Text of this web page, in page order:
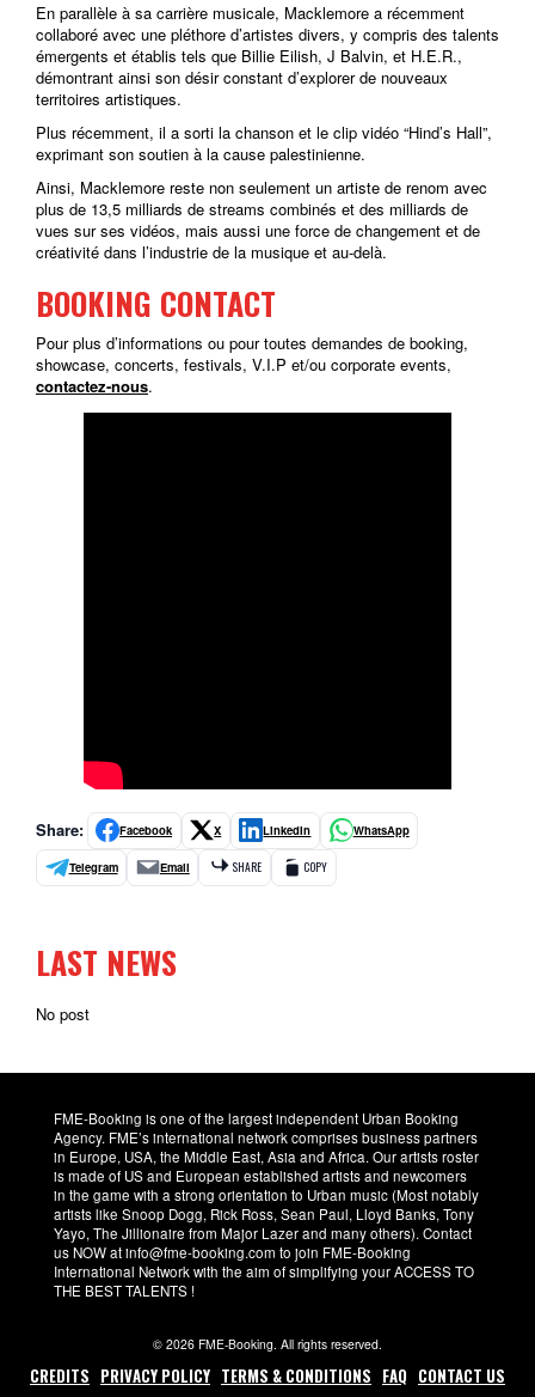
En parallèle à sa carrière musicale, Macklemore a récemment
collaboré avec une pléthore d’artistes divers, y compris des talents
émergents et établis tels que Billie Eilish, J Balvin, et H.E.R.,
démontrant ainsi son désir constant d’explorer de nouveaux
territoires artistiques.
Plus récemment, il a sorti la chanson et le clip vidéo “Hind’s Hall”,
exprimant son soutien à la cause palestinienne.
Ainsi, Macklemore reste non seulement un artiste de renom avec
plus de 13,5 milliards de streams combinés et des milliards de
vues sur ses vidéos, mais aussi une force de changement et de
créativité dans l’industrie de la musique et au-delà.
BOOKING CONTACT
Pour plus d’informations ou pour toutes demandes de booking,
showcase, concerts, festivals, V.I.P et/ou corporate events,
contactez-nous.
Share: Facebook X LinkedIn WhatsApp
Telegram Email SHARE COPY
LAST NEWS
No post
FME-Booking is one of the largest independent Urban Booking
Agency. FME’s international network comprises business partners
in Europe, USA, the Middle East, Asia and Africa. Our artists roster
is made of US and European established artists and newcomers
in the game with a strong orientation to Urban music (Most notably
artists like Snoop Dogg, Rick Ross, Sean Paul, Lloyd Banks, Tony
Yayo, The Jillionaire from Major Lazer and many others). Contact
us NOW at info@fme-booking.com to join FME-Booking
International Network with the aim of simplifying your ACCESS TO
THE BEST TALENTS !
© 2026 FME-Booking. All rights reserved.
CREDITS PRIVACY POLICY TERMS & CONDITIONS FAQ CONTACT US